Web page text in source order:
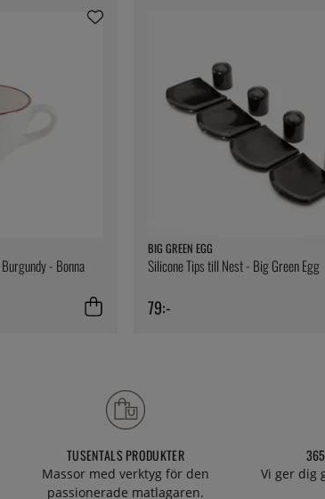
- Bonna
BIG GREEN EGG
Silicone Tips till Nest - Big Green Egg
79:-
TUSENTALS PRODUKTER
Massor med verktyg för den
passionerade matlagaren.
Vi ger dig